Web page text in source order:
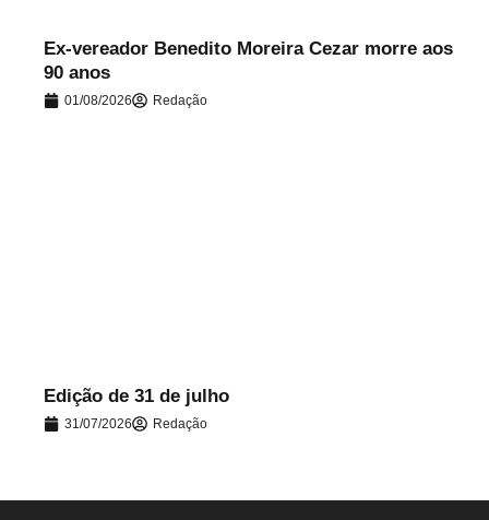
Ex-vereador Benedito Moreira Cezar morre aos
90 anos
01/08/2026 Redação
Edição de 31 de julho
31/07/2026 Redação